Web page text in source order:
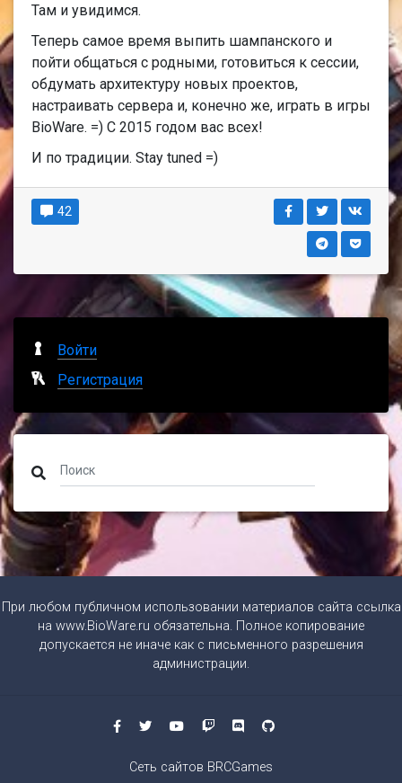
Там и увидимся.
Теперь самое время выпить шампанского и
пойти общаться с родными, готовиться к сессии,
обдумать архитектуру новых проектов,
настраивать сервера и, конечно же, играть в игры
BioWare. =) С 2015 годом вас всех!
И по традиции. Stay tuned =)
42
Войти
Регистрация
При любом публичном использовании материалов сайта ссылка
на www.BioWare.ru обязательна. Полное копирование
допускается не иначе как с письменного разрешения
администрации.
Сеть сайтов BRCGames